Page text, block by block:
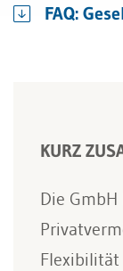
FAQ:
KURZ
Die